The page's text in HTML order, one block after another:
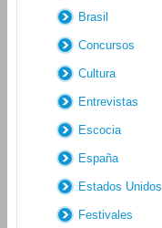
Brasil
Concursos
Cultura
Entrevistas
Escocia
España
Estados Unidos
Festivales